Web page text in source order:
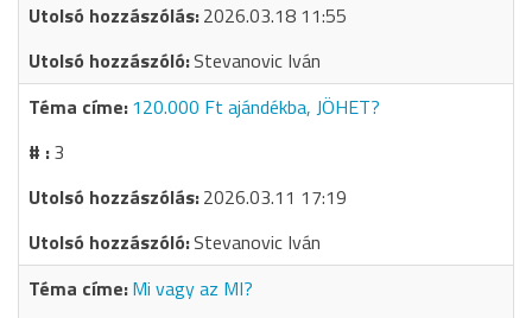
2026.03.18 11:55
Stevanovic Iván
120.000 Ft ajándékba, JÖHET?
3
2026.03.11 17:19
Stevanovic Iván
Mi vagy az MI?